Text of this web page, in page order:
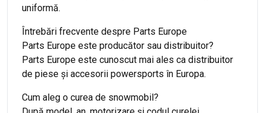
uniformă.
Întrebări frecvente despre Parts Europe
Parts Europe este producător sau distribuitor?
Parts Europe este cunoscut mai ales ca distribuitor
de piese și accesorii powersports în Europa.
Cum aleg o curea de snowmobil?